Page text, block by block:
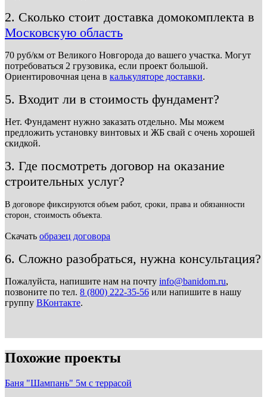
2. Сколько стоит доставка домокомплекта в
Московскую область
70 руб/км от Великого Новгорода до вашего участка. Могут
потребоваться 2 грузовика, если проект большой.
Ориентировочная цена в калькуляторе доставки.
5. Входит ли в стоимость фундамент?
Нет. Фундамент нужно заказать отдельно. Мы можем
предложить установку винтовых и ЖБ свай с очень хорошей
скидкой.
3. Где посмотреть договор на оказание
строительных услуг?
В договоре фиксируются объем работ, сроки, права и обязанности
сторон, стоимость объекта.
Скачать образец договора
6. Сложно разобраться, нужна консультация?
Пожалуйста, напишите нам на почту info@banidom.ru,
позвоните по тел. 8 (800) 222-35-56 или напишите в нашу
группу ВКонтакте.
Похожие проекты
Баня "Шампань" 5м с террасой